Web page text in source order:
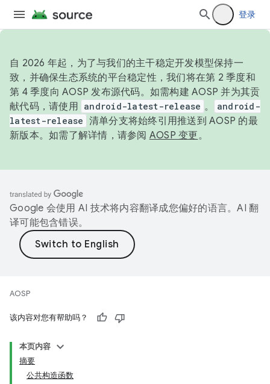
登录
自 2026 年起，为了与我们的主干稳定开发模型保持一
致，并确保生态系统的平台稳定性，我们将在第 2 季度和
第 4 季度向 AOSP 发布源代码。如需构建 AOSP 并为其贡
献代码，请使用 android-latest-release 。
android-
latest-release 清单分支将始终引用推送到 AOSP 的最
新版本。如需了解详情，请参阅 AOSP 变更。
Google 会使用 AI 技术将内容翻译成您偏好的语言。AI 翻
译可能包含错误。
AOSP
该内容对您有帮助吗？
本页内容
摘要
公共构造函数